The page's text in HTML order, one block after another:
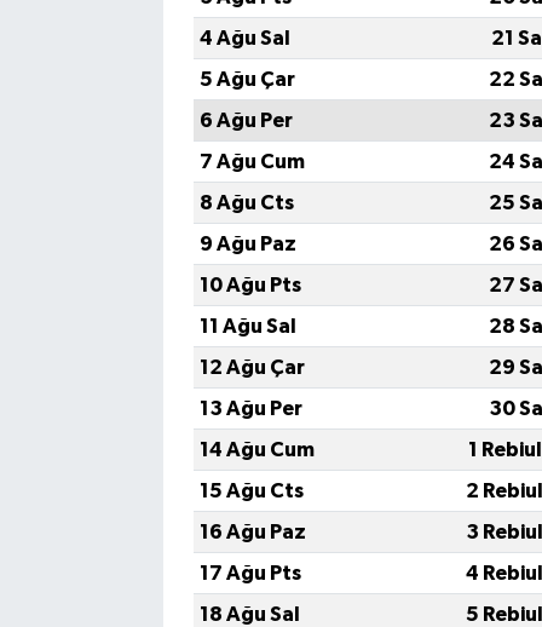
4 Ağu Sal
21
5 Ağu Çar
22
6 Ağu Per
23
7 Ağu Cum
24
8 Ağu Cts
25
9 Ağu Paz
26
10 Ağu Pts
27
11 Ağu Sal
28
12 Ağu Çar
29
13 Ağu Per
30
14 Ağu Cum
1
15 Ağu Cts
2
16 Ağu Paz
3
17 Ağu Pts
4
18 Ağu Sal
5